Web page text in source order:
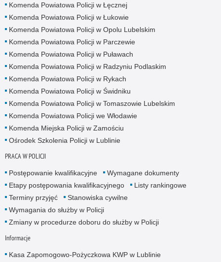
Komenda Powiatowa Policji w Łęcznej
Komenda Powiatowa Policji w Łukowie
Komenda Powiatowa Policji w Opolu Lubelskim
Komenda Powiatowa Policji w Parczewie
Komenda Powiatowa Policji w Puławach
Komenda Powiatowa Policji w Radzyniu Podlaskim
Komenda Powiatowa Policji w Rykach
Komenda Powiatowa Policji w Świdniku
Komenda Powiatowa Policji w Tomaszowie Lubelskim
Komenda Powiatowa Policji we Włodawie
Komenda Miejska Policji w Zamościu
Ośrodek Szkolenia Policji w Lublinie
PRACA W POLICJI
Postępowanie kwalifikacyjne
Wymagane dokumenty
Etapy postępowania kwalifikacyjnego
Listy rankingowe
Terminy przyjęć
Stanowiska cywilne
Wymagania do służby w Policji
Zmiany w procedurze doboru do służby w Policji
Informacje
Kasa Zapomogowo-Pożyczkowa KWP w Lublinie